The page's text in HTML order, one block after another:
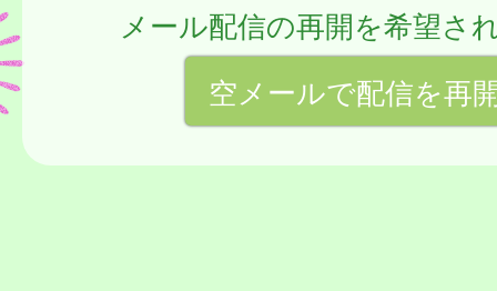
メール配信の再開を希望さ
空メールで配信を再